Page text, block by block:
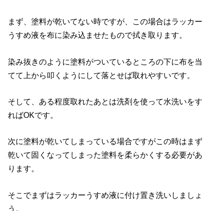
まず、塗料が乾いてない時ですが、この場合はラッカー
うすめ液を布に染み込ませたもので拭き取ります。
染み抜きのように塗料がついているところの下に布を当
てて上から叩くようにして落とせば取れやすいです。
そして、ある程度取れたあとは洗剤を使って水洗いをす
ればOKです。
次に塗料が乾いてしまっている場合ですがこの時はまず
乾いて固くなってしまった塗料を柔らかくする必要があ
ります。
そこでまずはラッカーうすめ液に付け置き洗いしましょ
う。